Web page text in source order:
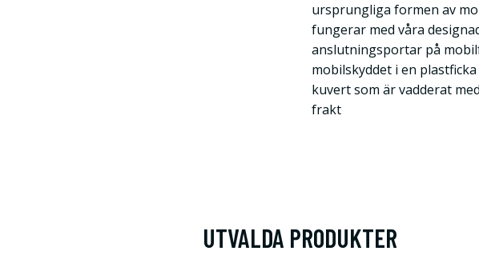
ursprungliga formen av
fungerar med våra
anslutningsportar på
mobilskyddet i en
kuvert som är vadderat
frakt
UTVALDA PRODUKTER